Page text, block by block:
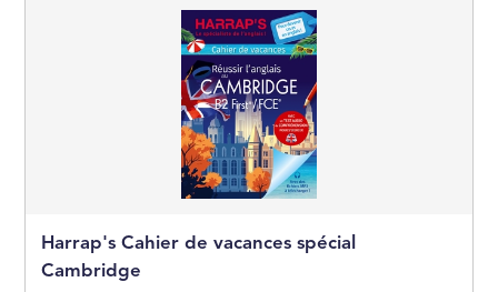
Harrap's Cahier de vacances spécial
Cambridge